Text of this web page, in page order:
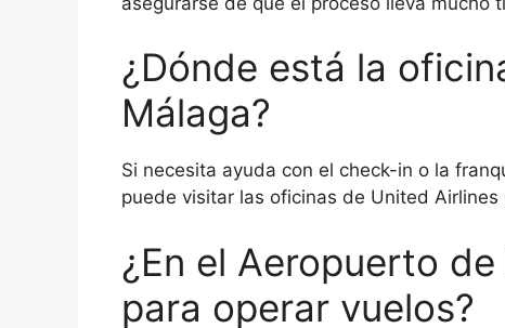
¿Dónde está la
Málaga?
Si necesita ayuda con el check-in o la
puede visitar las oficinas de United
¿En el Aeropuerto
para operar vuelos?